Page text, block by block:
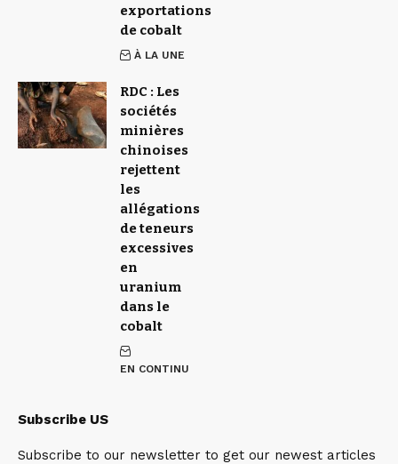
exportations
de cobalt
À LA UNE
RDC : Les
sociétés
minières
chinoises
rejettent
les
allégations
de teneurs
excessives
en
uranium
dans le
cobalt
EN CONTINU
Subscribe US
Subscribe to our newsletter to get our newest articles